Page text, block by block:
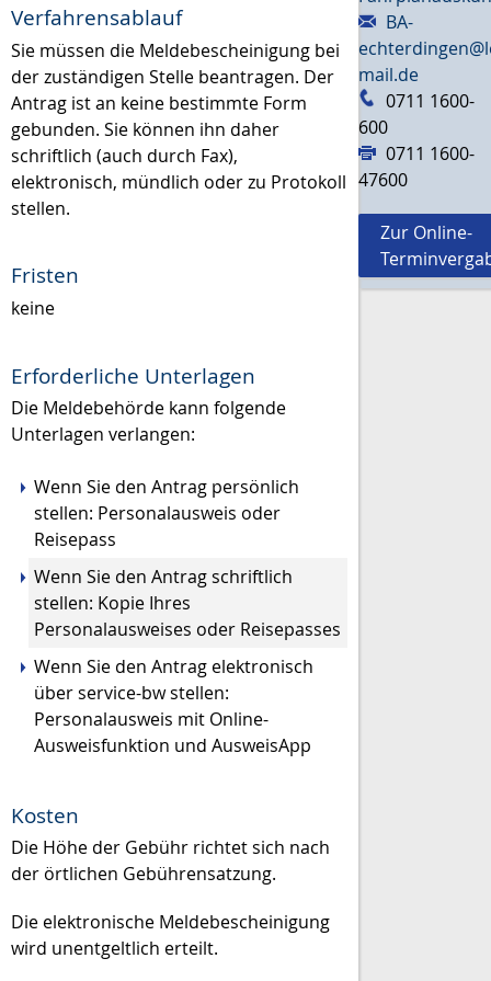
Verfahrensablauf
Sie müssen die Meldebescheinigung bei
der zuständigen Stelle beantragen. Der
Antrag ist an keine bestimmte Form
gebunden. Sie können ihn daher
schriftlich (auch durch Fax),
elektronisch, mündlich oder zu Protokoll
stellen.
Fristen
keine
Erforderliche Unterlagen
Die Meldebehörde kann folgende
Unterlagen verlangen:
Wenn Sie den Antrag persönlich
stellen: Personalausweis oder
Reisepass
Wenn Sie den Antrag schriftlich
stellen: Kopie Ihres
Personalausweises oder Reisepasses
Wenn Sie den Antrag elektronisch
über service-bw stellen:
Personalausweis mit Online-
Ausweisfunktion und AusweisApp
Kosten
Die Höhe der Gebühr richtet sich nach
der örtlichen Gebührensatzung.
Die elektronische Meldebescheinigung
wird unentgeltlich erteilt.
BA-
mail.de
0711 1600-
600
0711 1600-
47600
Zur Online-